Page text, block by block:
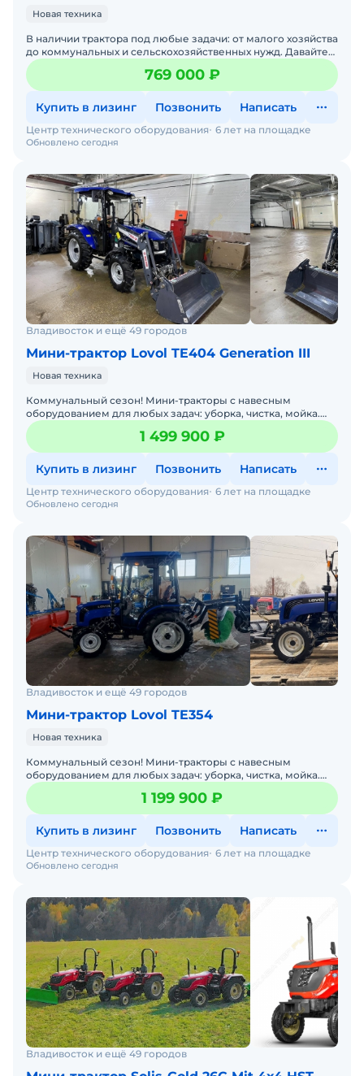
Новая техника
В наличии трактора под любые задачи: от малого хозяйства
до коммунальных и сельскохозяйственных нужд. Давайте
подберем трактор под ваши задачи — просто напиши
769 000 ₽
Купить в лизинг Позвонить Написать
Обновлено сегодня
Центр технического оборудования 6 лет на площадке
Владивосток и ещё 49 городов
Мини-трактор Lovol TE404 Generation III
Новая техника
Коммунальный сезон! Мини-тракторы с навесным
оборудованием для любых задач: уборка, чистка, мойка.
Давайте подберем минитрактор под ваши задачи — просто
напиш
1 499 900 ₽
Купить в лизинг Позвонить Написать
Обновлено сегодня
Центр технического оборудования 6 лет на площадке
Владивосток и ещё 49 городов
Мини-трактор Lovol TE354
Новая техника
Коммунальный сезон! Мини-тракторы с навесным
оборудованием для любых задач: уборка, чистка, мойка.
Давайте подберем трактор под ваши задачи — просто
напишите
1 199 900 ₽
Купить в лизинг Позвонить Написать
Обновлено сегодня
Центр технического оборудования 6 лет на площадке
Владивосток и ещё 49 городов